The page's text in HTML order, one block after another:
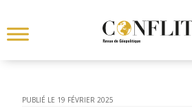
19 FÉVRIER 2025